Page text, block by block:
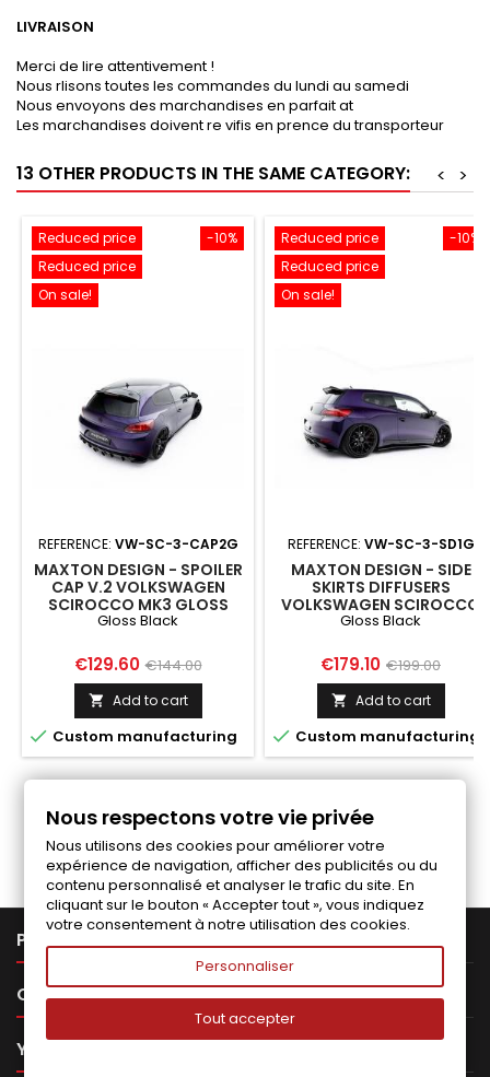
LIVRAISON
Merci de lire attentivement !
Nous rlisons toutes les commandes du lundi au samedi
Nous envoyons des marchandises en parfait at
Les marchandises doivent re vifis en prence du transporteur
13 OTHER PRODUCTS IN THE SAME CATEGORY: >
<
-10%
Reduced price
Reduced price
On sale!
REFERENCE: VW-SC-3-CAP2G
MAXTON DESIGN - SPOILER
CAP V.2 VOLKSWAGEN
SCIROCCO MK3 GLOSS
BLACK
Gloss Black
Price
€129.60 Regular
price
€144.00
 Add to cart
 Custom manufacturing
-10%
Reduced price
Reduced price
On sale!
REFERENCE: VW-SC-3-SD1G
MAXTON DESIGN - SIDE
SKIRTS DIFFUSERS
VOLKSWAGEN SCIROCCO
MK3 GLOSS BLACK
Gloss Black
Price
€179.10 Regular
price
€199.00
 Add to cart
 Custom manufacturing
Follow us on Facebook
PRODUCTS
OUR COMPANY 
YOUR ACCOUNT 
Nous respectons votre vie privée
Nous utilisons des cookies pour améliorer votre
expérience de navigation, afficher des publicités ou du
contenu personnalisé et analyser le trafic du site. En
cliquant sur le bouton « Accepter tout », vous indiquez
votre consentement à notre utilisation des cookies.
Personnaliser
Tout accepter